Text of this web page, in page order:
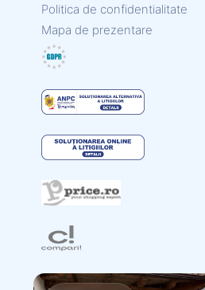
Politica de confidentialitate
Mapa de prezentare